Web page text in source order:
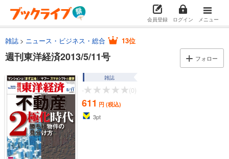
会員登録 ログイン メニュー
雑誌 ニュース・ビジネス・総合 13位
週刊東洋経済2013/5/11号 フォロー
雑誌
- (0)
611 円 (税込)
3pt